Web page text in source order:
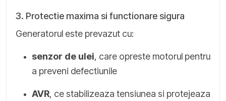
3. Protectie maxima si functionare sigura
Generatorul este prevazut cu:
senzor de ulei, care opreste motorul pentru
a preveni defectiunile
AVR, ce stabilizeaza tensiunea si protejeaza